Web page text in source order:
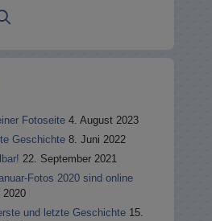
Fotoseite 4. August 2023
Geschichte 8. Juni 2022
22. September 2021
Fotos 2020 sind online
2020
und letzte Geschichte 15.